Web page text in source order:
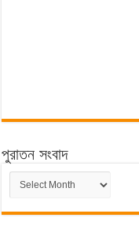
পুরাতন সংবাদ
পুরাতন
সংবাদ